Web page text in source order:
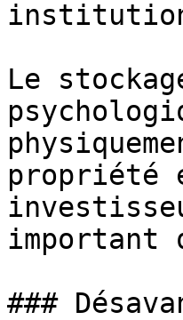
Le
propriété
important
###